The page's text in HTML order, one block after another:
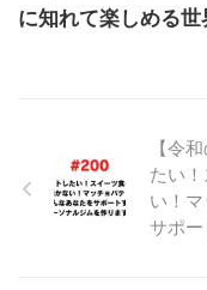
に知れて楽しめる世
【令
たい
い！
サポー